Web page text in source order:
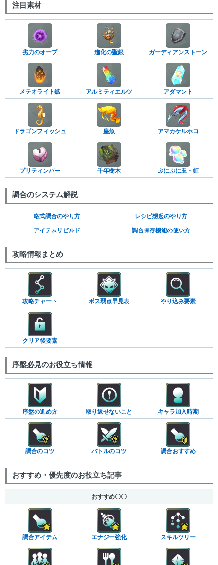
注目素材
劣力のオーブ 進化の聖銀 ガーディアンストーン
メテオライト鉱 アルミティエルツ アダマント
ドラゴンフィッシュ 皇魚 アマカケルホコ
プリティンバー 千年樹木 ぷにぷに玉・虹
調合のシステム解説
略式調合のやり方 レシピ想起のやり方
アイテムリビルド 調合保存機能の使い方
攻略情報まとめ
攻略チャート ボス弱点早見表 やり込み要素
クリア後要素
序盤必見のお役立ち情報
序盤の進め方 取り返せないこと キャラ加入時期
調合のコツ バトルのコツ 調合おすすめ
おすすめ・優先度のお役立ち記事
おすすめ〇〇
調合アイテム エナジー強化 スキルツリー